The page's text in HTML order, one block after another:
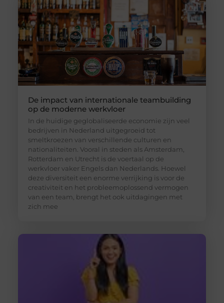
De impact van internationale teambuilding
op de moderne werkvloer
In de huidige geglobaliseerde economie zijn veel
bedrijven in Nederland uitgegroeid tot
smeltkroezen van verschillende culturen en
nationaliteiten. Vooral in steden als Amsterdam,
Rotterdam en Utrecht is de voertaal op de
werkvloer vaker Engels dan Nederlands. Hoewel
deze diversiteit een enorme verrijking is voor de
creativiteit en het probleemoplossend vermogen
van een team, brengt het ook uitdagingen met
zich mee